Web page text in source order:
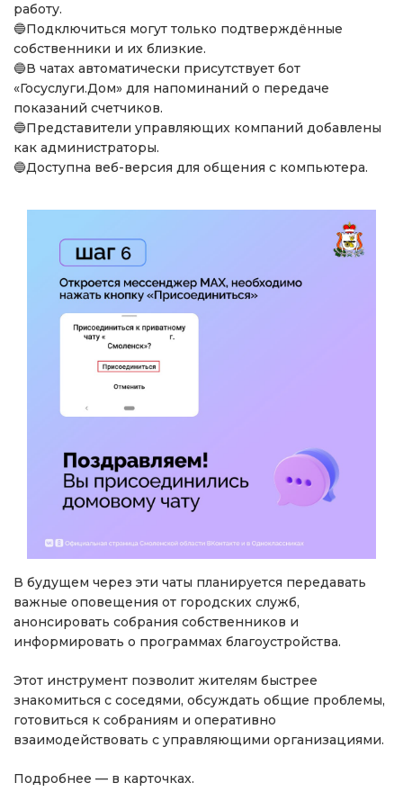
работу.
🔵Подключиться могут только подтверждённые
собственники и их близкие.
🔵В чатах автоматически присутствует бот
«Госуслуги.Дом» для напоминаний о передаче
показаний счетчиков.
🔵Представители управляющих компаний добавлены
как администраторы.
🔵Доступна веб-версия для общения с компьютера.
В будущем через эти чаты планируется передавать
важные оповещения от городских служб,
анонсировать собрания собственников и
информировать о программах благоустройства.
Этот инструмент позволит жителям быстрее
знакомиться с соседями, обсуждать общие проблемы,
готовиться к собраниям и оперативно
взаимодействовать с управляющими организациями.
Подробнее — в карточках.